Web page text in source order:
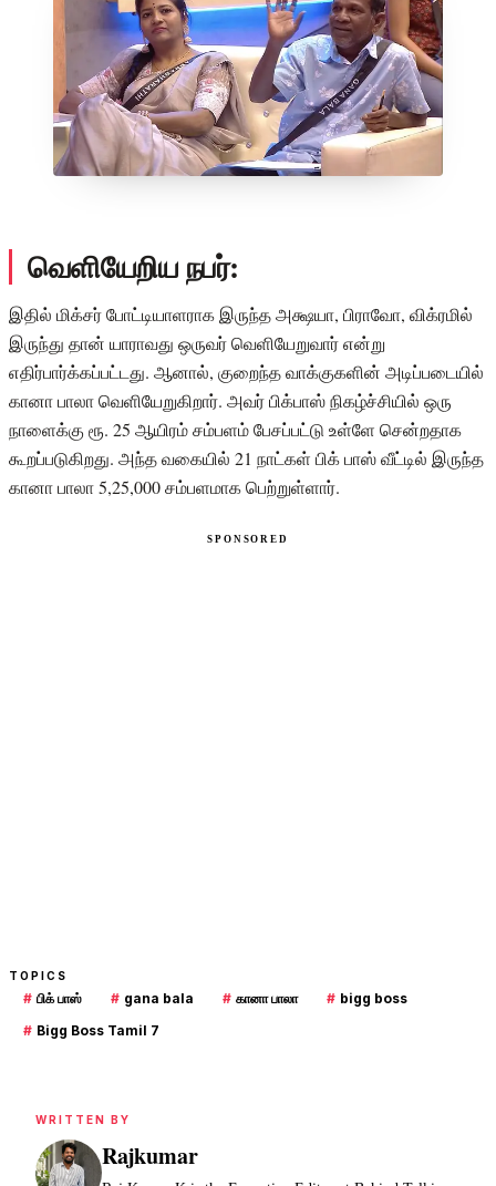
வெளியேறிய நபர்:
இதில் மிக்சர் போட்டியாளராக இருந்த அக்ஷயா, பிராவோ, விக்ரமில்
இருந்து தான் யாராவது ஒருவர் வெளியேறுவார் என்று
எதிர்பார்க்கப்பட்டது. ஆனால், குறைந்த வாக்குகளின் அடிப்படையில்
கானா பாலா வெளியேறுகிறார். அவர் பிக்பாஸ் நிகழ்ச்சியில் ஒரு
நாளைக்கு ரூ. 25 ஆயிரம் சம்பளம் பேசப்பட்டு உள்ளே சென்றதாக
கூறப்படுகிறது. அந்த வகையில் 21 நாட்கள் பிக் பாஸ் வீட்டில் இருந்த
கானா பாலா 5,25,000 சம்பளமாக பெற்றுள்ளார்.
TOPICS
# பிக் பாஸ் # gana bala # கானா பாலா # bigg boss
# Bigg Boss Tamil 7
WRITTEN BY
Rajkumar